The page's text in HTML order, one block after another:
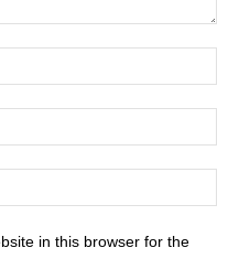
in this browser for the